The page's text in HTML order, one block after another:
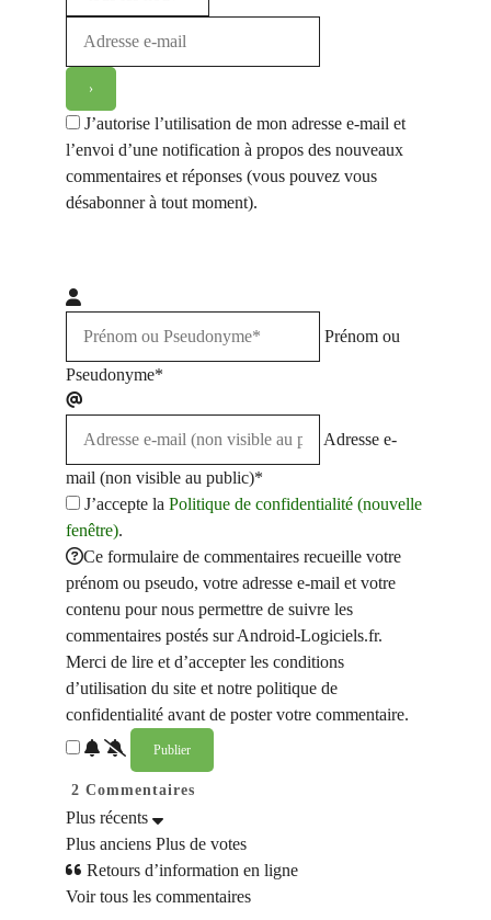
J’autorise l’utilisation de mon adresse e-mail et
l’envoi d’une notification à propos des nouveaux
commentaires et réponses (vous pouvez vous
désabonner à tout moment).
Prénom ou
Pseudonyme*
Adresse e-
mail (non visible au public)*
J’accepte la Politique de confidentialité (nouvelle
fenêtre).
Ce formulaire de commentaires recueille votre
prénom ou pseudo, votre adresse e-mail et votre
contenu pour nous permettre de suivre les
commentaires postés sur Android-Logiciels.fr.
Merci de lire et d’accepter les conditions
d’utilisation du site et notre politique de
confidentialité avant de poster votre commentaire.
2 Commentaires
Plus récents
Plus anciens Plus de votes
Retours d’information en ligne
Voir tous les commentaires